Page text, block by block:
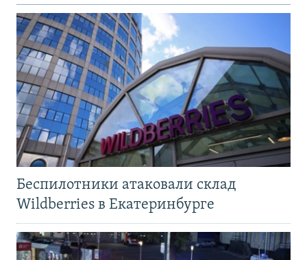
Беспилотники атаковали склад
Wildberries в Екатеринбурге